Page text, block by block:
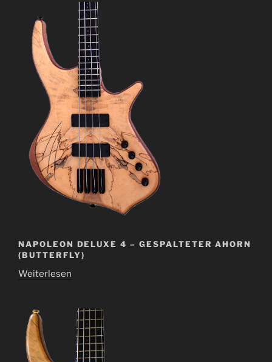
NAPOLEON DELUXE 4 – GESPALTETER AHORN
(BUTTERFLY)
Weiterlesen